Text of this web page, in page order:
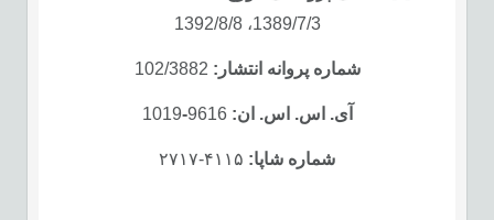
1389/7/3، 1392/8/8
شماره پروانه انتشار: 102/3882
آی. اس. اس. ان: 9616
-
1019
شماره شاپا:‪۲۷۱۷-۴۱۱۵